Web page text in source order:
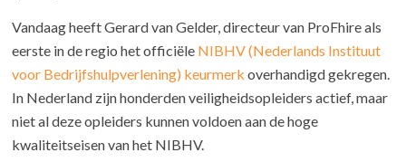
Vandaag heeft Gerard van Gelder, directeur van ProFhire als
eerste in de regio het officiële NIBHV (Nederlands Instituut
voor Bedrijfshulpverlening) keurmerk overhandigd gekregen.
In Nederland zijn honderden veiligheidsopleiders actief, maar
niet al deze opleiders kunnen voldoen aan de hoge
kwaliteitseisen van het NIBHV.